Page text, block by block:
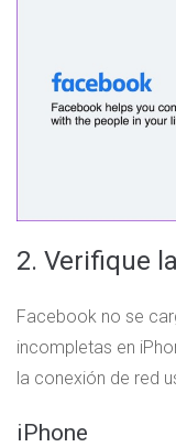
2. Verifique
Facebook no se
incompletas en
la conexión de red
iPhone